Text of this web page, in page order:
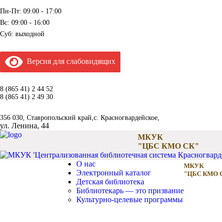
Пн-Пт: 09:00 - 17:00
Вс: 09:00 - 16:00
Суб: выходной
Версия для слабовидящих
8 (865 41) 2 44 52
8 (865 41) 2 49 30
356 030, Ставропольский край,с. Красногвардейское,
ул. Ленина, 44
МКУК
"ЦБС КМО СК"
МКУК
"ЦБС КМО
О нас
Электронный каталог
Детская библиотека
Библиотекарь — это призвание
Культурно-целевые программы